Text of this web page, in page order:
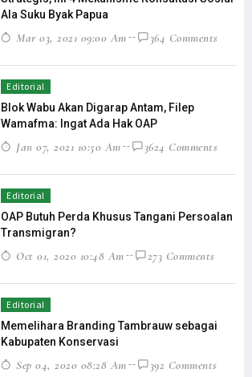
Ala Suku Byak Papua
Mar 03, 2021 09:00 Am 364 Comments
Editorial
Blok Wabu Akan Digarap Antam, Filep
Wamafma: Ingat Ada Hak OAP
Jan 07, 2021 10:50 Am 3624 Comments
Editorial
OAP Butuh Perda Khusus Tangani Persoalan
Transmigran?
Oct 01, 2020 10:48 Am 273 Comments
Editorial
Memelihara Branding Tambrauw sebagai
Kabupaten Konservasi
Sep 04, 2020 08:28 Am 392 Comments